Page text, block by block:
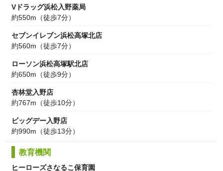
Vドラッグ浜松入野薬局
約550m（徒歩7分）
セブンイレブン浜松高塚北店
約560m（徒歩7分）
ローソン浜松高塚駅北店
約650m（徒歩9分）
杏林堂入野店
約767m（徒歩10分）
ビッグデー入野店
約990m（徒歩13分）
教育機関
ヒーローズさなるこ保育園